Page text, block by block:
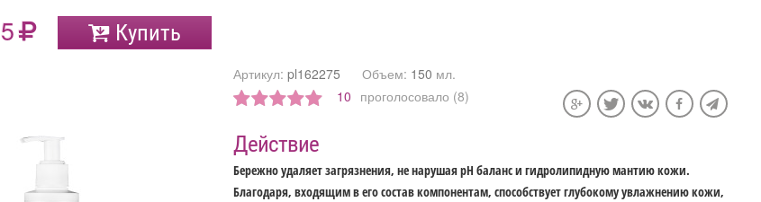
Купить
Артикул:pl162275 Объем: 150 мл.
10 проголосовало (8)
Действие
Бережно удаляет загрязнения, не нарушая pH баланс и гидролипидную мантию кожи.
Благодаря, входящим в его состав компонентам, способствует глубокому увлажнению кожи,